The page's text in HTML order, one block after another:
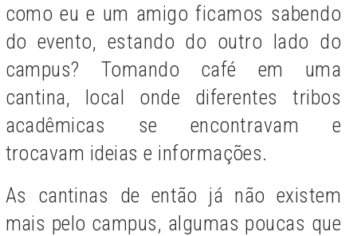
como eu e um amigo ficamos sabendo
do evento, estando do outro lado do
campus? Tomando café em uma
cantina, local onde diferentes tribos
acadêmicas se encontravam e
trocavam ideias e informações.
As cantinas de então já não existem
mais pelo campus, algumas poucas que